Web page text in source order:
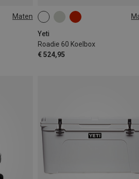
Maten
Yeti
Roadie 60 Koelbox
€ 524,95
60L